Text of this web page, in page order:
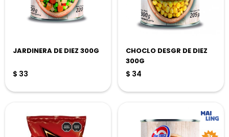
JARDINERA DE DIEZ 300G
$ 33
CHOCLO DESGR DE DIEZ
300G
$ 34